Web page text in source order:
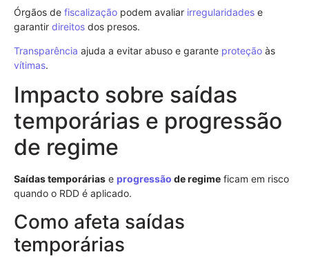
Órgãos de fiscalização podem avaliar irregularidades e
garantir direitos dos presos.
Transparência ajuda a evitar abuso e garante proteção às
vítimas.
Impacto sobre saídas
temporárias e progressão
de regime
Saídas temporárias e progressão de regime ficam em risco
quando o RDD é aplicado.
Como afeta saídas
temporárias